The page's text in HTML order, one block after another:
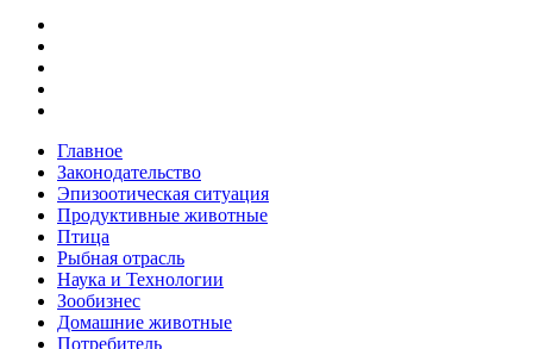
Главное
Законодательство
Эпизоотическая ситуация
Продуктивные животные
Птица
Рыбная отрасль
Наука и Технологии
Зообизнес
Домашние животные
Потребитель